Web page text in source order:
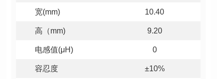
宽(mm) 10.40
高（mm) 9.20
电感值(μH) 0
容忍度 ±10%